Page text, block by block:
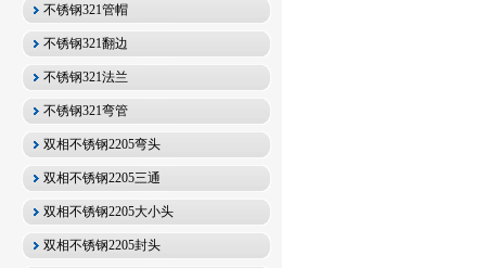
不锈钢321管帽
不锈钢321翻边
不锈钢321法兰
不锈钢321弯管
双相不锈钢2205弯头
双相不锈钢2205三通
双相不锈钢2205大小头
双相不锈钢2205封头